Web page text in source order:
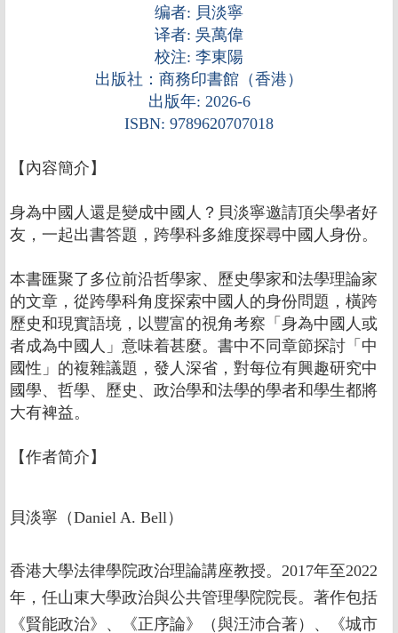
编者: 貝淡寧
译者: 吳萬偉
校注: 李東陽
出版社：商務印書館（香港）
出版年: 2026-6
ISBN: 9789620707018
【內容簡介】
身為中國人還是變成中國人？貝淡寧邀請頂尖學者好
友，一起出書答題，跨學科多維度探尋中國人身份。
本書匯聚了多位前沿哲學家、歷史學家和法學理論家
的文章，從跨學科角度探索中國人的身份問題，橫跨
歷史和現實語境，以豐富的視角考察「身為中國人或
者成為中國人」意味着甚麼。書中不同章節探討「中
國性」的複雜議題，發人深省，對每位有興趣研究中
國學、哲學、歷史、政治學和法學的學者和學生都將
大有裨益。
【作者简介】
貝淡寧（Daniel A. Bell）
香港大學法律學院政治理論講座教授。2017年至2022
年，任山東大學政治與公共管理學院院長。著作包括
《賢能政治》、《正序論》（與汪沛合著）、《城市